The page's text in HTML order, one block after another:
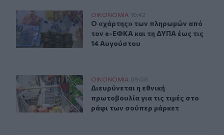
Ο «χάρτης» των πληρωμών από τον e-ΕΦΚΑ και τη
ΟΙΚΟΝΟΜΙΑ 10:42
Ο «χάρτης» των πληρωμών από
Ο «χάρτης» των πληρωμών από
τον e-ΕΦΚΑ και τη ΔΥΠΑ έως τις
14 Αυγούστου
Διευρύνεται η εθνική πρωτοβουλία για τις τιμές στο
ΟΙΚΟΝΟΜΙΑ 09:08
Διευρύνεται η εθνική
Διευρύνεται η εθνική
πρωτοβουλία για τις τιμές στο
ράφι των σούπερ μάρκετ